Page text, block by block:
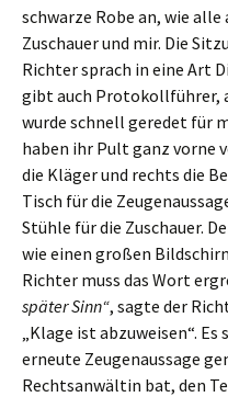
schwarze Robe an, wie alle
Zuschauer und mir. Die
Richter sprach in eine Art
gibt auch Protokollführer,
wurde schnell geredet für
haben ihr Pult ganz vorne
die Kläger und rechts die
Tisch für die
Stühle für die Zuschauer.
wie einen großen
Richter muss das Wort
später Sinn“, sagte der
„Klage ist abzuweisen“.
erneute Zeugenaussage
Rechtsanwältin bat, den